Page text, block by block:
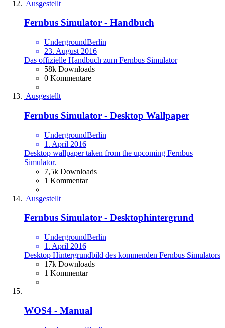
Ausgestellt
Fernbus Simulator - Handbuch
UndergroundBerlin
23. August 2016
Das offizielle Handbuch zum Fernbus Simulator
58k Downloads
0 Kommentare
Ausgestellt
Fernbus Simulator - Desktop Wallpaper
UndergroundBerlin
1. April 2016
Desktop wallpaper taken from the upcoming Fernbus
Simulator.
7,5k Downloads
1 Kommentar
Ausgestellt
Fernbus Simulator - Desktophintergrund
UndergroundBerlin
1. April 2016
Desktop Hintergrundbild des kommenden Fernbus Simulators
17k Downloads
1 Kommentar
WOS4 - Manual